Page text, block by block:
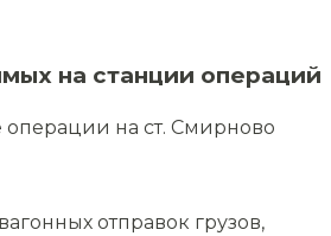
на станции операций
на ст. Смирново
отправок грузов,